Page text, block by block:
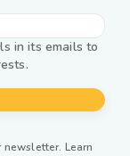
in its emails to
Learn